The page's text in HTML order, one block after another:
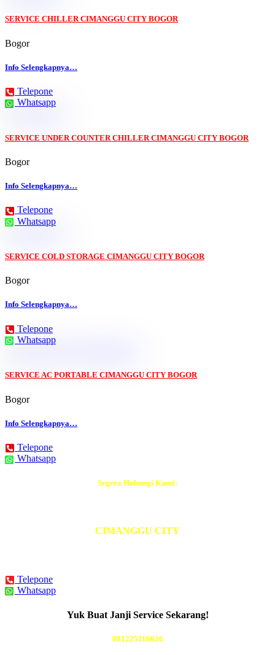
SERVICE CHILLER CIMANGGU CITY BOGOR
Bogor
Info Selengkapnya…
Telepone
Whatsapp
SERVICE UNDER COUNTER CHILLER CIMANGGU CITY BOGOR
Bogor
Info Selengkapnya…
Telepone
Whatsapp
SERVICE COLD STORAGE CIMANGGU CITY BOGOR
Bogor
Info Selengkapnya…
Telepone
Whatsapp
SERVICE AC PORTABLE CIMANGGU CITY BOGOR
Bogor
Info Selengkapnya…
Telepone
Whatsapp
Segera Hubungi Kami:
CIMANGGU CITY
Telepone
Whatsapp
Yuk Buat Janji Service Sekarang!
081225116626